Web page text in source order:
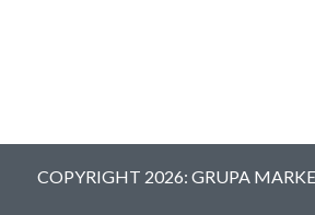
COPYRIGHT 2026: GRUPA